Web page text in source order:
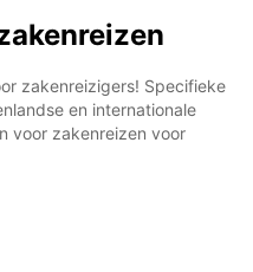
zakenreizigers! Specifieke
en internationale
voor zakenreizen voor